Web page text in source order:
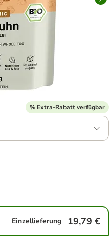
% Extra-Rabatt verfügbar
Einzellieferung 19,79 €